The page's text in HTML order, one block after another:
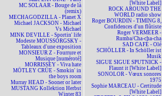
MC SOLAAR - Bouge de là
(remix)
MECHAGODZILLA - Planet X
Michael JACKSON - Michael
Vs Michael
MINK DEVILLE - Sportin' life
Modeste MOUSSORGSKY -
Tableaux d'une exposition
MONSIEUR Z - Fourrure et
Musique [numéroté]
MORRISSEY - Viva hate
MÖTLEY CRÜE - Smokin' in
the boys room
Murray HEAD - Sooner or later
MUSTANG Kollektion Herbst
Winter 83
[White Label]
ROCK AROUND THE
WORLD radio show
Roger BOURDIN - TIMING 8,
Confidences d'un flûtiste
Roger VERMEER -
Rumba/Cha-cha-cha
SAD CAFÉ - Olé
SCHÖLLER - In Schöller ist
Musik
SIGUE SIGUE SPUTNICK -
Flaunt it [White Label]
SONOLOR - Vœux sonores
1975
Sophie MARCEAU - Certitude
[White Label]